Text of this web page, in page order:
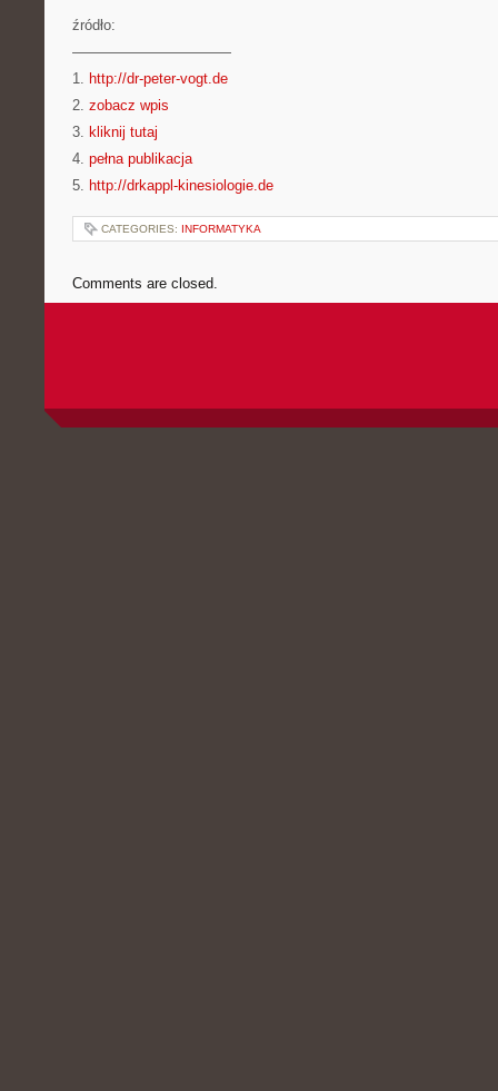
źródło:
———————————
1. http://dr-peter-vogt.de
2. zobacz wpis
3. kliknij tutaj
4. pełna publikacja
5. http://drkappl-kinesiologie.de
CATEGORIES: INFORMATYKA
Comments are closed.